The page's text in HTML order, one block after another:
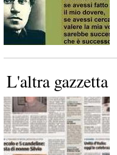
L'altra gazzetta